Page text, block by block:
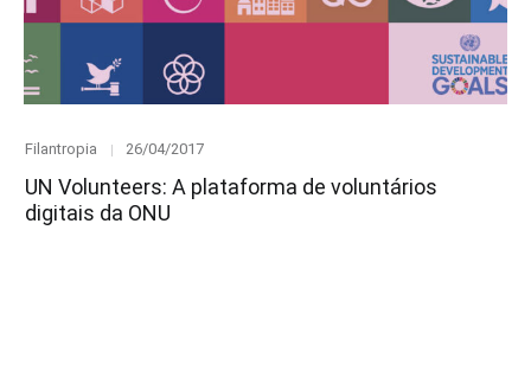
Category
Filantropia
Posted
26/04/2017
UN Volunteers: A plataforma de voluntários
digitais da ONU